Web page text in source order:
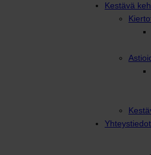
Kestävä
Yhteystiedot